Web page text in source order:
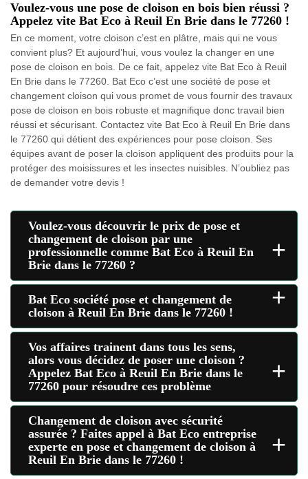
Voulez-vous une pose de cloison en bois bien réussi ?
Appelez vite Bat Eco à Reuil En Brie dans le 77260 !
En ce moment, votre cloison c’est en plâtre, mais qui ne vous
convient plus? Et aujourd’hui, vous voulez la changer en une
pose de cloison en bois. De ce fait, appelez vite Bat Eco à Reuil
En Brie dans le 77260. Bat Eco c’est une société de pose et
changement cloison qui vous promet de vous fournir des travaux
pose de cloison en bois robuste et magnifique donc travail bien
réussi et sécurisant. Contactez vite Bat Eco à Reuil En Brie dans
le 77260 qui détient des expériences pour pose cloison. Ses
équipes avant de poser la cloison appliquent des produits pour la
protéger des moisissures et les insectes nuisibles. N’oubliez pas
de demander votre devis !
Voulez-vous découvrir le prix de pose et
changement de cloison par une
professionnelle comme Bat Eco à Reuil En
Brie dans le 77260 ?
+
Bat Eco société pose et changement de
cloison à Reuil En Brie dans le 77260 !
+
Vos affaires trainent dans tous les sens,
alors vous décidez de poser une cloison ?
Appelez Bat Eco à Reuil En Brie dans le
77260 pour résoudre ces problème
+
Changement de cloison avec sécurité
assurée ? Faites appel à Bat Eco entreprise
experte en pose et changement de cloison à
Reuil En Brie dans le 77260 !
+